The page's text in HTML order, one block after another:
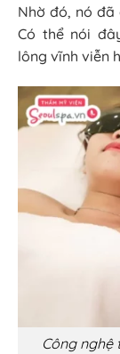
Nhờ đó, nó
Có thể nói
lông vĩnh viễn
Công nghệ